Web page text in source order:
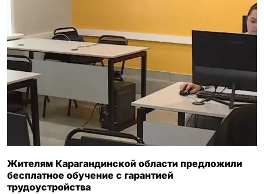
Жителям Карагандинской области предложили
бесплатное обучение с гарантией
трудоустройства